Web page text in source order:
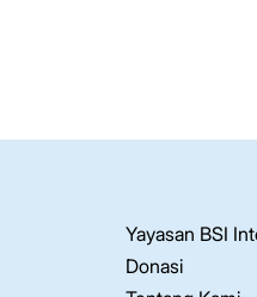
Yayasan BSI
Donasi